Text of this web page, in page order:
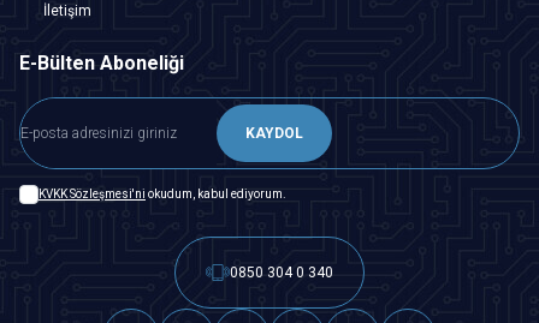
İletişim
E-Bülten Aboneliği
KAYDOL
KVKK Sözleşmesi'ni okudum, kabul ediyorum.
0850 304 0 340